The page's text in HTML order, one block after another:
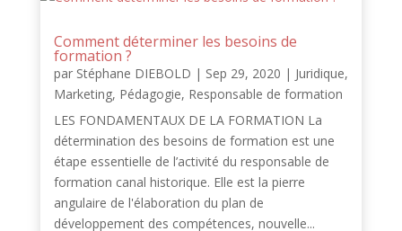
Comment déterminer les besoins de
formation ?
par Stéphane DIEBOLD | Sep 29, 2020 | Juridique,
Marketing, Pédagogie, Responsable de formation
LES FONDAMENTAUX DE LA FORMATION La
détermination des besoins de formation est une
étape essentielle de l’activité du responsable de
formation canal historique. Elle est la pierre
angulaire de l'élaboration du plan de
développement des compétences, nouvelle...